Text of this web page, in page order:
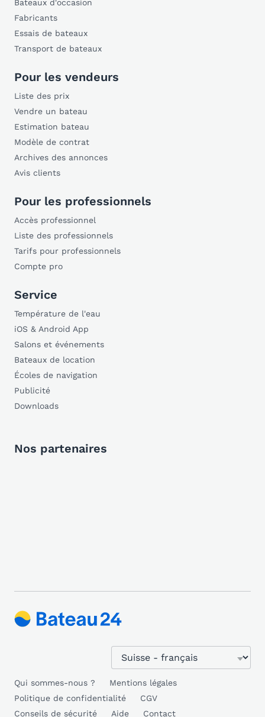
Bateaux d'occasion
Fabricants
Essais de bateaux
Transport de bateaux
Pour les vendeurs
Liste des prix
Vendre un bateau
Estimation bateau
Modèle de contrat
Archives des annonces
Avis clients
Pour les professionnels
Accès professionnel
Liste des professionnels
Tarifs pour professionnels
Compte pro
Service
Température de l'eau
iOS & Android App
Salons et événements
Bateaux de location
Écoles de navigation
Publicité
Downloads
Nos partenaires
Qui sommes-nous ?
Mentions légales
Politique de confidentialité
CGV
Conseils de sécurité
Aide Contact